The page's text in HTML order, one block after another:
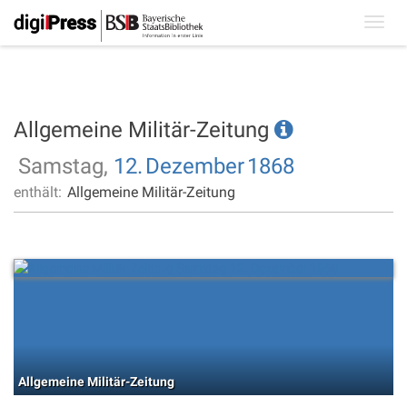
Allgemeine Militär-Zeitung
Samstag, 12. Dezember1868
enthält: Allgemeine Militär-Zeitung
Allgemeine Militär-Zeitung